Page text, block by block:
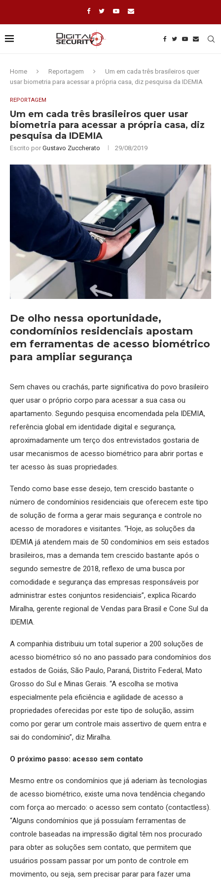
Home Reportagem
Um em cada três brasileiros quer
usar biometria para acessar a própria casa, diz pesquisa da IDEMIA
REPORTAGEM
Um em cada três brasileiros quer usar
biometria para acessar a própria casa, diz
pesquisa da IDEMIA
Escrito por Gustavo Zuccherato 29/08/2019
De olho nessa oportunidade,
condomínios residenciais apostam
em ferramentas de acesso biométrico
para ampliar segurança
Sem chaves ou crachás, parte significativa do povo brasileiro
quer usar o próprio corpo para acessar a sua casa ou
apartamento. Segundo pesquisa encomendada pela IDEMIA,
referência global em identidade digital e segurança,
aproximadamente um terço dos entrevistados gostaria de
usar mecanismos de acesso biométrico para abrir portas e
ter acesso às suas propriedades.
Tendo como base esse desejo, tem crescido bastante o
número de condomínios residenciais que oferecem este tipo
de solução de forma a gerar mais segurança e controle no
acesso de moradores e visitantes. “Hoje, as soluções da
IDEMIA já atendem mais de 50 condomínios em seis estados
brasileiros, mas a demanda tem crescido bastante após o
segundo semestre de 2018, reflexo de uma busca por
comodidade e segurança das empresas responsáveis por
administrar estes conjuntos residenciais”, explica Ricardo
Miralha, gerente regional de Vendas para Brasil e Cone Sul da
IDEMIA.
A companhia distribuiu um total superior a 200 soluções de
acesso biométrico só no ano passado para condomínios dos
estados de Goiás, São Paulo, Paraná, Distrito Federal, Mato
Grosso do Sul e Minas Gerais. “A escolha se motiva
especialmente pela eficiência e agilidade de acesso a
propriedades oferecidas por este tipo de solução, assim
como por gerar um controle mais assertivo de quem entra e
sai do condomínio”, diz Miralha.
O próximo passo: acesso sem contato
Mesmo entre os condomínios que já aderiam às tecnologias
de acesso biométrico, existe uma nova tendência chegando
com força ao mercado: o acesso sem contato (contactless).
“Alguns condomínios que já possuíam ferramentas de
controle baseadas na impressão digital têm nos procurado
para obter as soluções sem contato, que permitem que
usuários possam passar por um ponto de controle em
movimento, ou seja, sem precisar parar para fazer uma